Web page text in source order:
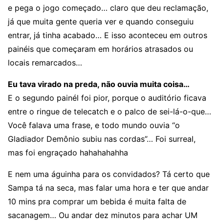
e pega o jogo começado… claro que deu reclamação,
já que muita gente queria ver e quando conseguiu
entrar, já tinha acabado… E isso aconteceu em outros
painéis que começaram em horários atrasados ou
locais remarcados…
Eu tava virado na preda, não ouvia muita coisa…
E o segundo painél foi pior, porque o auditório ficava
entre o ringue de telecatch e o palco de sei-lá-o-que…
Você falava uma frase, e todo mundo ouvia “o
Gladiador Demônio subiu nas cordas”… Foi surreal,
mas foi engraçado hahahahahha
E nem uma águinha para os convidados? Tá certo que
Sampa tá na seca, mas falar uma hora e ter que andar
10 mins pra comprar um bebida é muita falta de
sacanagem… Ou andar dez minutos para achar UM